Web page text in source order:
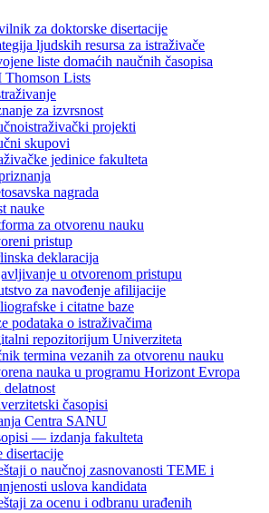
za doktorske disertacije
ljudskih resursa za istraživače
liste domaćih naučnih časopisa
Thomson Lists
za izvrsnost
projekti
skupovi
jedinice fakulteta
nagrada
nauke
za otvorenu nauku
pristup
deklaracija
u otvorenom pristupu
za navođenje afilijacije
i citatne baze
podataka o istraživačima
repozitorijum Univerziteta
termina vezanih za otvorenu nauku
nauka u programu Horizont Evropa
delatnost
časopisi
Centra SANU
— izdanja fakulteta
disertacije
o naučnoj zasnovanosti TEME i
uslova kandidata
za ocenu i odbranu urađenih